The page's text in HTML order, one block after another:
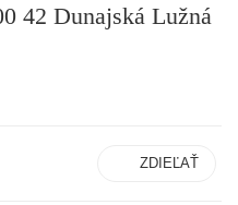
42 Dunajská Lužná
ZDIEĽAŤ